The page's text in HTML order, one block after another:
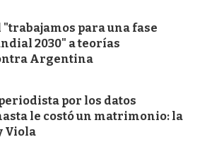
"trabajamos para una fase
2030" a teorías
Argentina
por los datos
le costó un matrimonio: la
Viola